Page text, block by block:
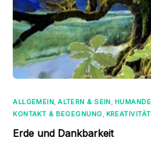
ALLGEMEIN ,ALTERN & SEIN
KONTAKT & BEGEGNUNG
Erde und Dankbarkeit